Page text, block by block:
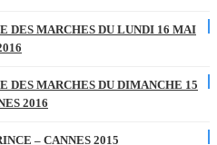
DES MARCHES DU LUNDI 16 MAI
DES MARCHES DU DIMANCHE 15
2016
– CANNES 2015